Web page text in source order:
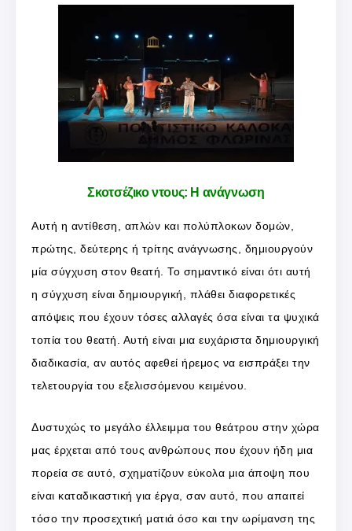
Σκοτσέζικο ντους: Η ανάγνωση
Αυτή η αντίθεση, απλών και πολύπλοκων δομών,
πρώτης, δεύτερης ή τρίτης ανάγνωσης, δημιουργούν
μία σύγχυση στον θεατή. Το σημαντικό είναι ότι αυτή
η σύγχυση είναι δημιουργική, πλάθει διαφορετικές
απόψεις που έχουν τόσες αλλαγές όσα είναι τα ψυχικά
τοπία του θεατή. Αυτή είναι μια ευχάριστα δημιουργική
διαδικασία, αν αυτός αφεθεί ήρεμος να εισπράξει την
τελετουργία του εξελισσόμενου κειμένου.
Δυστυχώς το μεγάλο έλλειμμα του θεάτρου στην χώρα
μας έρχεται από τους ανθρώπους που έχουν ήδη μια
πορεία σε αυτό, σχηματίζουν εύκολα μια άποψη που
είναι καταδικαστική για έργα, σαν αυτό, που απαιτεί
τόσο την προσεχτική ματιά όσο και την ωρίμανση της